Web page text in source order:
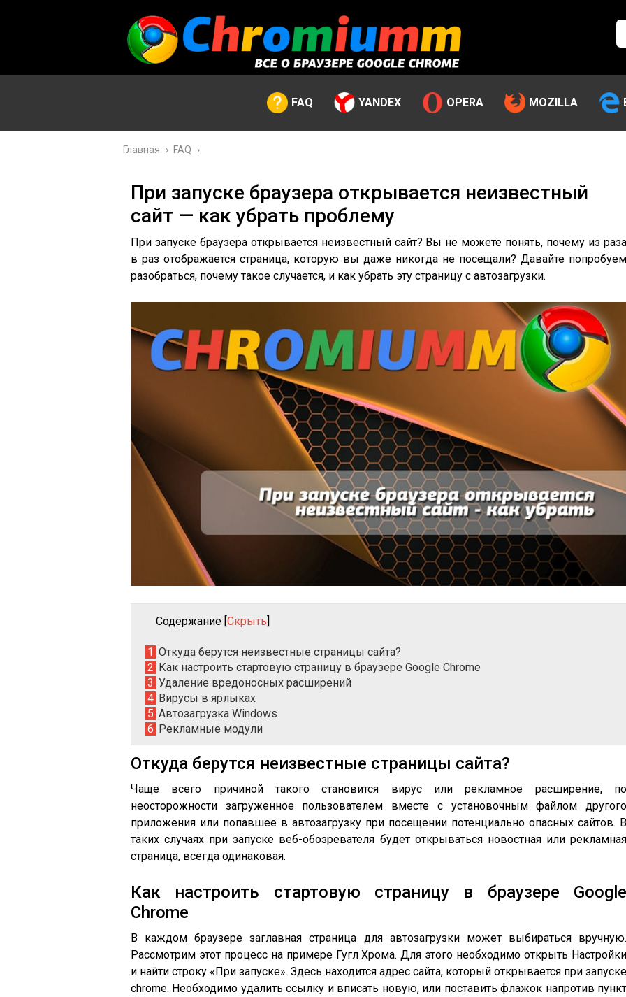
FAQ YANDEX OPERA MOZILLA
Главная › FAQ ›
При запуске браузера открывается неизвестный
сайт — как убрать проблему
При запуске браузера открывается неизвестный сайт? Вы не можете понять, почему из раза
в раз отображается страница, которую вы даже никогда не посещали? Давайте попробуем
разобраться, почему такое случается, и как убрать эту страницу с автозагрузки.
Содержание [Скрыть]
1 Откуда берутся неизвестные страницы сайта?
2 Как настроить стартовую страницу в браузере Google Chrome
3 Удаление вредоносных расширений
4 Вирусы в ярлыках
5 Автозагрузка Windows
6 Рекламные модули
Откуда берутся неизвестные страницы сайта?
Чаще всего причиной такого становится вирус или рекламное расширение, по
неосторожности загруженное пользователем вместе с установочным файлом другого
приложения или попавшее в автозагрузку при посещении потенциально опасных сайтов. В
таких случаях при запуске веб-обозревателя будет открываться новостная или рекламная
страница, всегда одинаковая.
Как настроить стартовую страницу в браузере Google
Chrome
В каждом браузере заглавная страница для автозагрузки может выбираться вручную.
Рассмотрим этот процесс на примере Гугл Хрома. Для этого необходимо открыть Настройки
и найти строку «При запуске». Здесь находится адрес сайта, который открывается при запуске
chrome. Необходимо удалить ссылку и вписать новую, или поставить флажок напротив пункт